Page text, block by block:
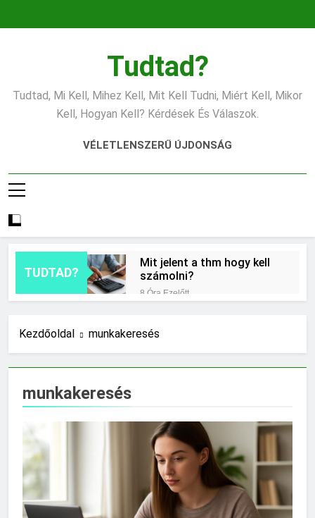
Tudtad?
Tudtad, Mi Kell, Mihez Kell, Mit Kell Tudni, Miért Kell, Mikor
Kell, Hogyan Kell? Kérdések És Válaszok.
VÉLETLENSZERŰ ÚJDONSÁG
TUDTAD?
Mit jelent a thm hogy kell
számolni?
8 Óra Ezelőtt
2 Nap Ezelőtt
Mit jelent a magas
CRP?
2 Nap Ezelőtt
Mikor kell tetőt
cserélni?
Kezdőoldal munkakeresés
munkakeresés